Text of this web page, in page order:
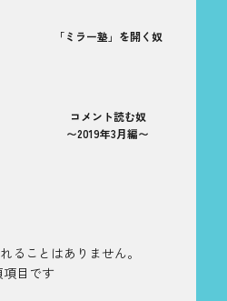
「ミラー塾」を開く奴
コメント読む奴
〜2019年3月編〜
ることはありません。
目です